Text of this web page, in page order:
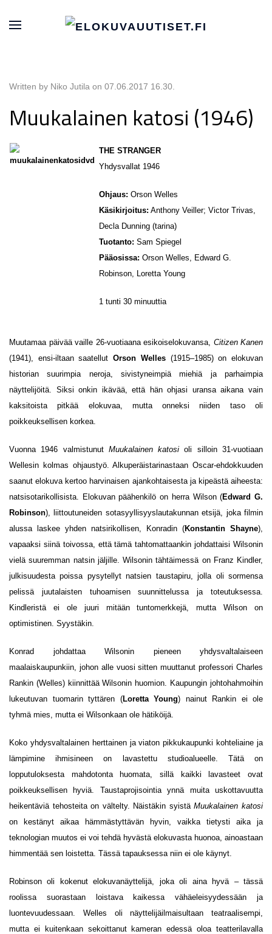
Written by Niko Jutila on 07.06.2017 16.30
Muukalainen katosi (1946)
THE STRANGER
Yhdysvallat 1946
Ohjaus: Orson Welles
Käsikirjoitus: Anthony Veiller; Victor Trivas,
Decla Dunning (tarina)
Tuotanto: Sam Spiegel
Pääosissa: Orson Welles, Edward G.
Robinson, Loretta Young
1 tunti 30 minuuttia
Muutamaa päivää vaille 26-vuotiaana esikoiselokuvansa, Citizen Kanen
(1941), ensi-iltaan saatellutOrson Welles(1915–1985) on elokuvan
historian suurimpia neroja, sivistyneimpiä miehiä ja parhaimpia
näyttelijöitä. Siksi onkin ikävää, että hän ohjasi uransa aikana vain
kaksitoista pitkää elokuvaa, mutta onneksi niiden taso oli
poikkeuksellisen korkea.
Vuonna 1946 valmistunut Muukalainen katosi oli silloin 31-vuotiaan
Wellesin kolmas ohjaustyö. Alkuperäistarinastaan Oscar-ehdokkuuden
saanut elokuva kertoo harvinaisen ajankohtaisesta ja kipeästä aiheesta:
natsisotarikollisista. Elokuvan päähenkilö on herra Wilson (Edward G.
Robinson), liittoutuneiden sotasyyllisyyslautakunnan etsijä, joka filmin
alussa laskee yhden natsirikollisen, Konradin (Konstantin Shayne),
vapaaksi siinä toivossa, että tämä tahtomattaankin johdattaisi Wilsonin
vielä suuremman natsin jäljille. Wilsonin tähtäimessä on Franz Kindler,
julkisuudesta poissa pysytellyt natsien taustapiru, jolla oli sormensa
pelissä juutalaisten tuhoamisen suunnittelussa ja toteutuksessa.
Kindleristä ei ole juuri mitään tuntomerkkejä, mutta Wilson on
optimistinen. Syystäkin.
Konrad johdattaa Wilsonin pieneen yhdysvaltalaiseen
maalaiskaupunkiin, johon alle vuosi sitten muuttanut professori Charles
Rankin (Welles) kiinnittää Wilsonin huomion. Kaupungin johtohahmoihin
lukeutuvan tuomarin tyttären (Loretta Young) nainut Rankin ei ole
tyhmä mies, mutta ei Wilsonkaan ole hätiköijä.
Koko yhdysvaltalainen herttainen ja viaton pikkukaupunki kohteliaine ja
lämpimine ihmisineen on lavastettu studioalueelle. Tätä on
lopputuloksesta mahdotonta huomata, sillä kaikki lavasteet ovat
poikkeuksellisen hyviä. Taustaprojisointia ynnä muita uskottavuutta
heikentäviä tehosteita on vältelty. Näistäkin syistäMuukalainen katosi
on kestänyt aikaa hämmästyttävän hyvin, vaikka tietysti aika ja
teknologian muutos ei voi tehdä hyvästä elokuvasta huonoa, ainoastaan
himmentää sen loistetta. Tässä tapauksessa niin ei ole käynyt.
Robinson oli kokenut elokuvanäyttelijä, joka oli aina hyvä – tässä
roolissa suorastaan loistava kaikessa vähäeleisyydessään ja
luontevuudessaan. Welles oli näyttelijäilmaisultaan teatraalisempi,
mutta ei kuitenkaan sekoittanut kameran edessä oloa teatterilavalla